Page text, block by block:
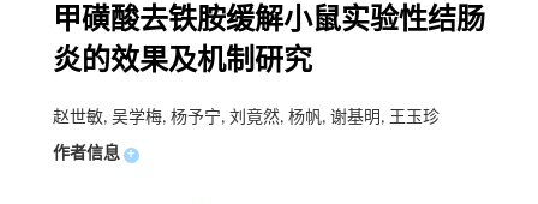
甲磺酸去铁胺缓解小鼠实验性结肠
炎的效果及机制研究
赵世敏, 吴学梅, 杨予宁, 刘竟然, 杨帆, 谢基明, 王玉珍
作者信息 +